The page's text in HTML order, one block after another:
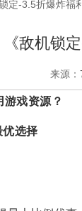
定-3.5折爆炸福
《敌机锁
来源：
游戏资源？
优选择